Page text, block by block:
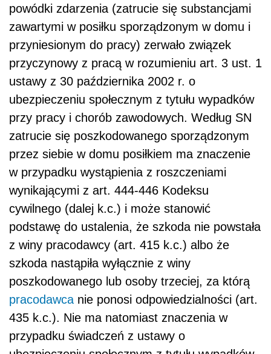
powódki zdarzenia (zatrucie się substancjami
zawartymi w posiłku sporządzonym w domu i
przyniesionym do pracy) zerwało związek
przyczynowy z pracą w rozumieniu art. 3 ust. 1
ustawy z 30 października 2002 r. o
ubezpieczeniu społecznym z tytułu wypadków
przy pracy i chorób zawodowych. Według SN
zatrucie się poszkodowanego sporządzonym
przez siebie w domu posiłkiem ma znaczenie
w przypadku wystąpienia z roszczeniami
wynikającymi z art. 444-446 Kodeksu
cywilnego (dalej k.c.) i może stanowić
podstawę do ustalenia, że szkoda nie powstała
z winy pracodawcy (art. 415 k.c.) albo że
szkoda nastąpiła wyłącznie z winy
poszkodowanego lub osoby trzeciej, za którą
pracodawca nie ponosi odpowiedzialności (art.
435 k.c.). Nie ma natomiast znaczenia w
przypadku świadczeń z ustawy o